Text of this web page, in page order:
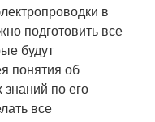
в
подготовить все
будут
понятия об
по его
все